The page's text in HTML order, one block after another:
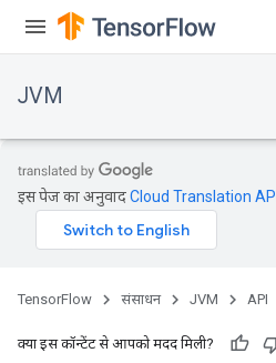
JVM
इस पेज का अनुवादCloud Translation API
TensorFlow संसाधन JVM API
क्या इस कॉन्टेंट से आपको मदद मिली?